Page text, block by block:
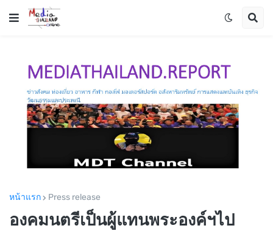
หน้าแรก Press release
องคมนตรีเป็นผู้แทนพระองค์ฯไป